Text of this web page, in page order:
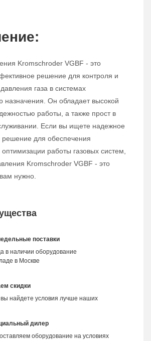
Kromschroder VGBF - это
решение для контроля и
газа в системах
назначения. Он обладает высокой
работы, а также прост в
Если вы ищете надежное
для обеспечения
работы газовых систем,
Kromschroder VGBF - это
нужно.
поставки
в наличии оборудование
в Москве
скидки
вы найдете условия лучше наших
дилер
оборудование на условиях